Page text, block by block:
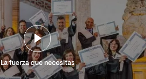
La fuerza que necesitas